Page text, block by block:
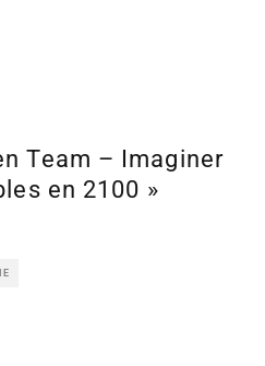
Team – Imaginer
en 2100 »